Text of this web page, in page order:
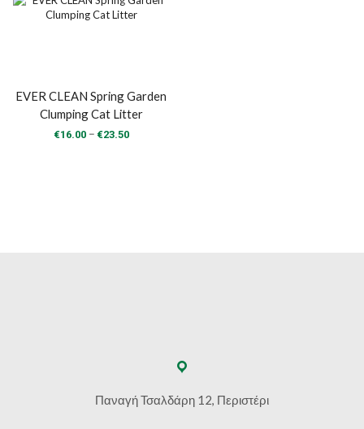
€23.50
EVER CLEAN Spring Garden
Clumping Cat Litter
€16.00 – €23.50Price
Παναγή Τσαλδάρη 12, Περιστέρι